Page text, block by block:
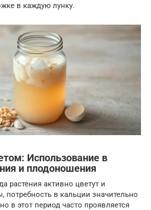
в каждую лунку.
Использование в
и плодоношения
растения активно цветут и
в кальции значительно
в этот период часто проявляется